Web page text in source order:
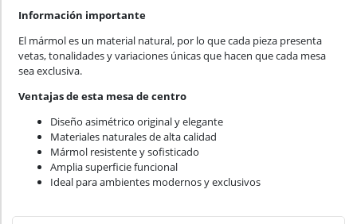
Información importante
El mármol es un material natural, por lo que cada pieza presenta
vetas, tonalidades y variaciones únicas que hacen que cada mesa
sea exclusiva.
Ventajas de esta mesa de centro
Diseño asimétrico original y elegante
Materiales naturales de alta calidad
Mármol resistente y sofisticado
Amplia superficie funcional
Ideal para ambientes modernos y exclusivos